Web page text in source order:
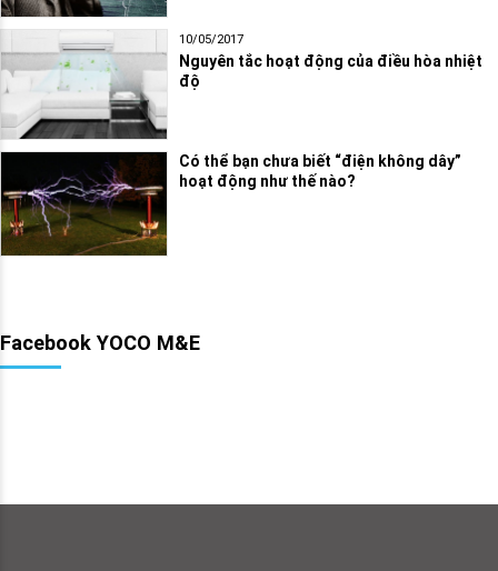
10/05/2017
Nguyên tắc hoạt động của điều hòa nhiệt
độ
Có thể bạn chưa biết “điện không dây”
hoạt động như thế nào?
Facebook YOCO M&E